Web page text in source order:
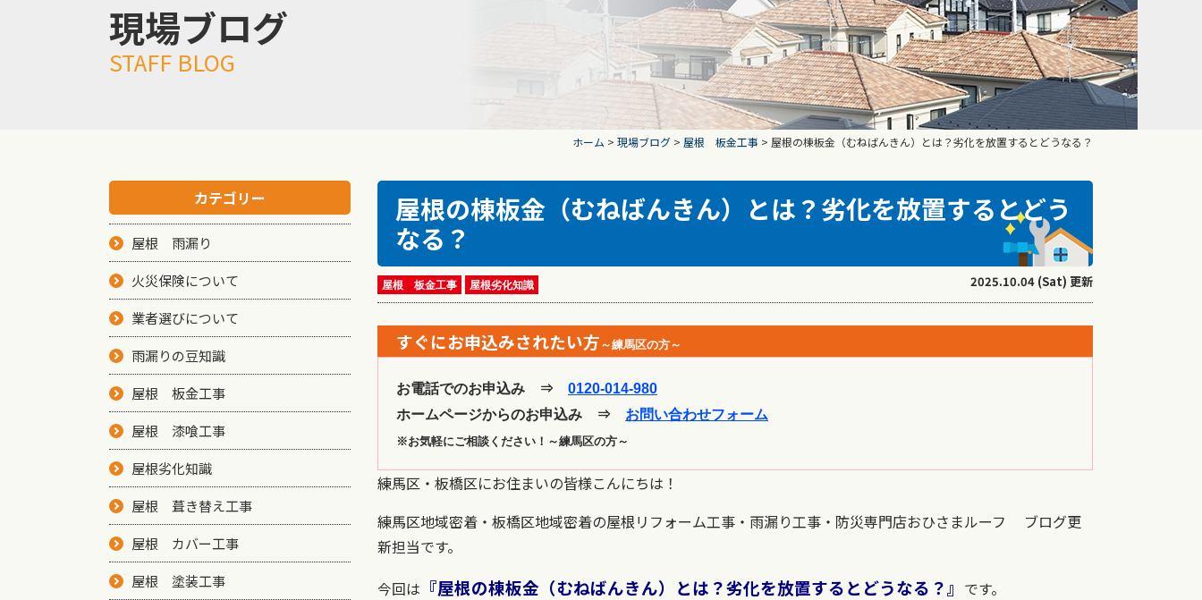
現場ブログ
STAFF BLOG
ホーム > 現場ブログ > 屋根 板金工事 > 屋根の棟板金（むねばんきん）とは？劣化を放置するとどうなる？
屋根の棟板金（むねばんきん）とは？劣化を放置するとどう
なる？
屋根 板金工事 屋根劣化知識 2025.10.04 (Sat) 更新
すぐにお申込みされたい方 ～練馬区の方～
お電話でのお申込み ⇒ 0120-014-980
ホームページからのお申込み ⇒ お問い合わせフォーム
※お気軽にご相談ください！～練馬区の方～
練馬区・板橋区にお住まいの皆様こんにちは！
練馬区地域密着・板橋区地域密着の屋根リフォーム工事・雨漏り工事・防災専門店おひさまルーフ ブログ更
新担当です。
今回は 『屋根の棟板金（むねばんきん）とは？劣化を放置するとどうなる？』 です。
カテゴリー
屋根 雨漏り
火災保険について
業者選びについて
雨漏りの豆知識
屋根 板金工事
屋根 漆喰工事
屋根劣化知識
屋根 葺き替え工事
屋根 カバー工事
屋根 塗装工事